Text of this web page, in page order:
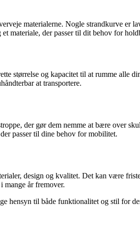
materialerne. Nogle strandkurve er
materiale, der passer til dit behov for
størrelse og kapacitet til at rumme alle
at transportere.
der gør dem nemme at bære over
passer til dine behov for mobilitet.
design og kvalitet. Det kan være
mange år fremover.
hensyn til både funktionalitet og stil for